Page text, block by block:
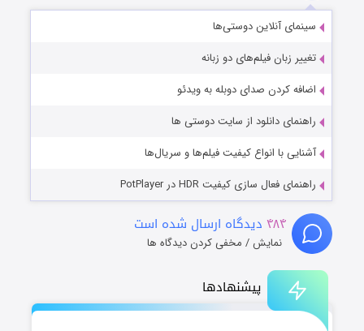
پیشنهادها
سینمای آنلاین دوستی‌ها
تغییر زبان فیلم‌های دو زبانه
اضافه کردن صدای دوبله به ویدئو
راهنمای دانلود از سایت دوستی ها
آشنایی با انواع کیفیت فیلم‌ها و سریال‌ها
راهنمای فعال سازی کیفیت HDR در PotPlayer
۴۸۴ دیدگاه ارسال شده است
نمایش / مخفی کردن دیدگاه ها